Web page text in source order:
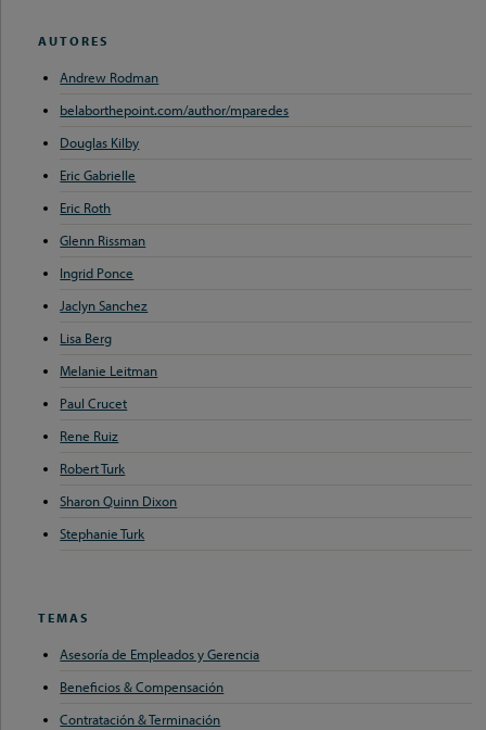
AUTORES
Andrew Rodman
belaborthepoint.com/author/mparedes
Douglas Kilby
Eric Gabrielle
Eric Roth
Glenn Rissman
Ingrid Ponce
Jaclyn Sanchez
Lisa Berg
Melanie Leitman
Paul Crucet
Rene Ruiz
Robert Turk
Sharon Quinn Dixon
Stephanie Turk
TEMAS
Asesoría de Empleados y Gerencia
Beneficios & Compensación
Contratación & Terminación